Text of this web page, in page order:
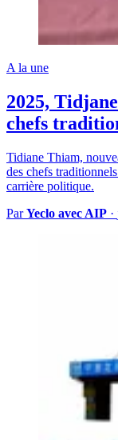
A la une
2025,
chefs
Tidiane Thiam,
des chefs
carrière politique.
ParYeclo avec AIP ·